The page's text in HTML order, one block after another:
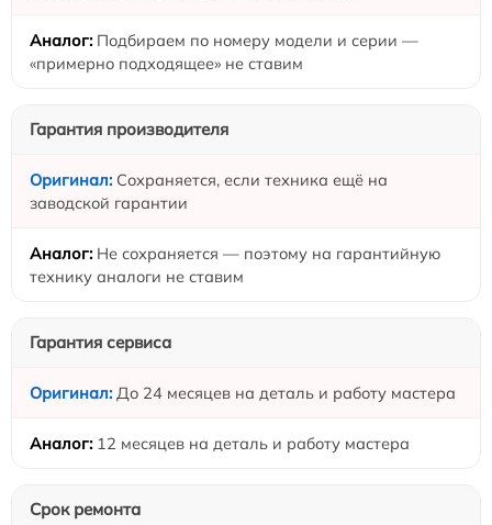
Подбираем по номеру модели и серии —
«примерно подходящее» не ставим
Гарантия производителя
Сохраняется, если техника ещё на
заводской гарантии
Не сохраняется — поэтому на гарантийную
технику аналоги не ставим
Гарантия сервиса
До 24 месяцев на деталь и работу мастера
12 месяцев на деталь и работу мастера
Срок ремонта